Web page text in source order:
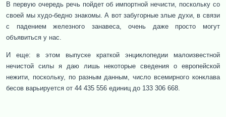
В первую очередь речь пойдет об импортной нечисти, поскольку со
своей мы худо-бедно знакомы. А вот забугорные злые духи, в связи
с падением железного занавеса, очень даже просто могут
объявиться у нас.
И еще: в этом выпуске краткой энциклопедии малоизвестной
нечистой силы я даю лишь некоторые сведения о европейской
нежити, поскольку, по разным данным, число всемирного конклава
бесов варьируется от 44 435 556 единиц до 133 306 668.